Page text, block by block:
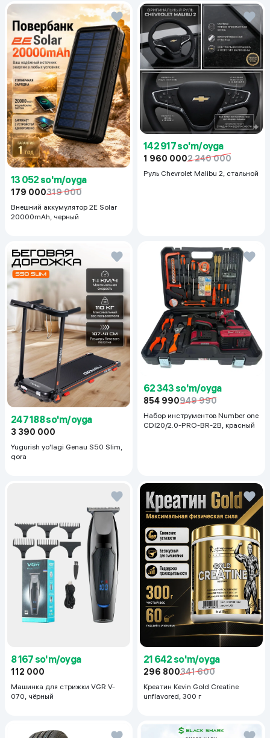
13 052 so'm/oyga
179 000319 000
Внешний аккумулятор 2E Solar
20000mAh, черный
142 917 so'm/oyga
1 960 0002 240 000
Руль Chevrolet Malibu 2, cтальной
247 188 so'm/oyga
3 390 000
Yugurish yo'lagi Genau S50 Slim,
qora
62 343 so'm/oyga
854 990949 990
Набор инструментов Number one
CDI20/2.0-PRO-BR-2B, красный
8 167 so'm/oyga
112 000
Машинка для стрижки VGR V-
070, чёрный
21 642 so'm/oyga
296 800341 600
Креатин Kevin Gold Creatine
unflavored, 300 г